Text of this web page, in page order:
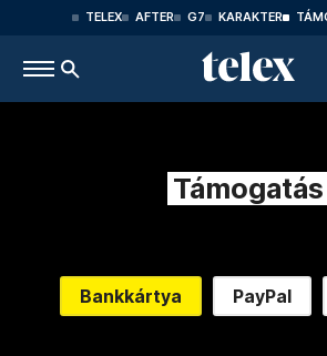
TELEX AFTER G7 KARAKTER
Támogatás
Bankkártya PayPal